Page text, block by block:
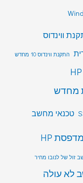
ווינדוס
התקנת ווינדוס 10 מחדש
מחדש
טכנאי מחשב
מדפסת HP
זול של לנובו מחיר
לא עולה